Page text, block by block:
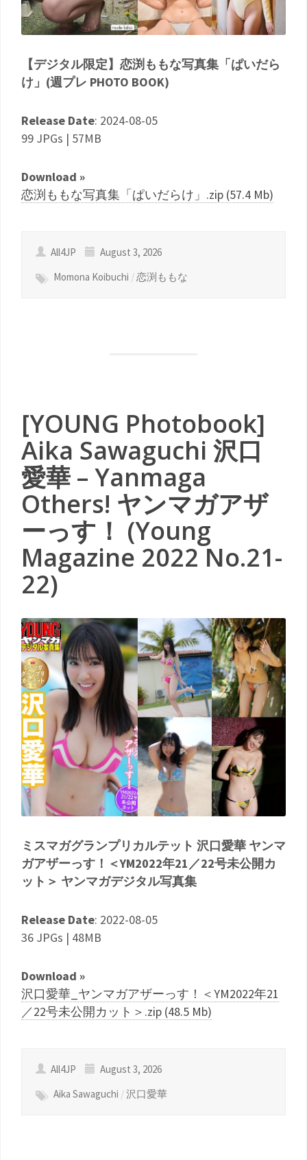
【デジタル限定】恋渕ももな写真集「ぱいだら
け」(週プレ PHOTO BOOK)
Release Date: 2024-08-05
99 JPGs | 57MB
Download »
恋渕ももな写真集「ぱいだらけ」.zip (57.4 Mb)
All4JP
August 3, 2026
Momona Koibuchi /恋渕ももな
[YOUNG Photobook]
Aika Sawaguchi 沢口
愛華 – Yanmaga
Others! ヤンマガアザ
ーっす！ (Young
Magazine 2022 No.21-
22)
ミスマガグランプリカルテット 沢口愛華 ヤンマ
ガアザーっす！＜YM2022年21／22号未公開カ
ット＞ ヤンマガデジタル写真集
Release Date: 2022-08-05
36 JPGs | 48MB
Download »
沢口愛華_ヤンマガアザーっす！＜YM2022年21
／22号未公開カット＞.zip (48.5 Mb)
All4JP
August 3, 2026
Aika Sawaguchi /沢口愛華